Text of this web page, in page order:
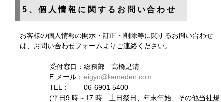
5、個人情報に関するお問い合わせ
お客様の個人情報の開示・訂正・削除等に関するお問い合わせ
は、お問い合わせフォームよりご連絡ください。
受付窓口： 総務部 高橋是清
E メール： eigyo@kameden.com
TEL：
06-6901-5400
(平日9 時～17 時 土日祭日、年末年始、その他当社規